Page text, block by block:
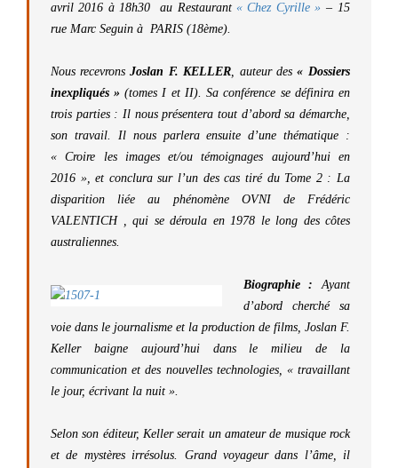
avril 2016 à 18h30 au Restaurant « Chez Cyrille » – 15
rue Marc Seguin à PARIS (18ème).
Nous recevrons Joslan F. KELLER, auteur des « Dossiers
inexpliqués » (tomes I et II). Sa conférence se définira en
trois parties : Il nous présentera tout d’abord sa démarche,
son travail. Il nous parlera ensuite d’une thématique :
« Croire les images et/ou témoignages aujourd’hui en
2016 », et conclura sur l’un des cas tiré du Tome 2 : La
disparition liée au phénomène OVNI de Frédéric
VALENTICH , qui se déroula en 1978 le long des côtes
australiennes.
Biographie : Ayant
d’abord cherché sa
voie dans le journalisme et la production de films, Joslan F.
Keller baigne aujourd’hui dans le milieu de la
communication et des nouvelles technologies, « travaillant
le jour, écrivant la nuit ».
Selon son éditeur, Keller serait un amateur de musique rock
et de mystères irrésolus. Grand voyageur dans l’âme, il